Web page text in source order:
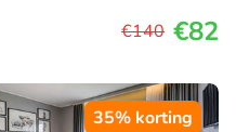
€140 €82
35% korting